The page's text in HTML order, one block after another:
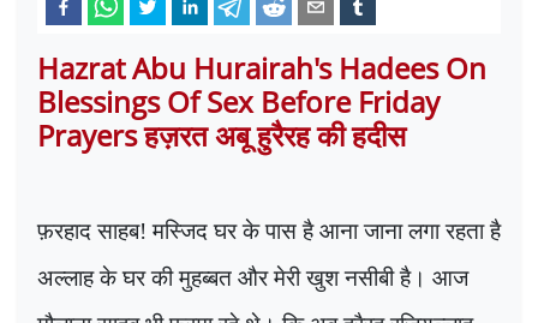
Hazrat Abu Hurairah's Hadees On
Blessings Of Sex Before Friday
Prayers हज़रत अबू हुरैरह की हदीस
फ़रहाद साहब! मस्जिद घर के पास है आना जाना लगा रहता है
अल्लाह के घर की मुहब्बत और मेरी खुश नसीबी है। आज